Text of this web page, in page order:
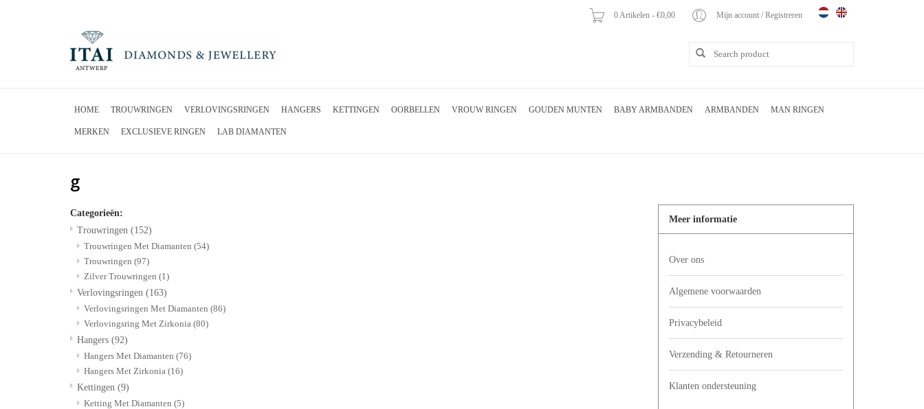
0 Artikelen - €0,00 Mijn account / Registreren
HOME TROUWRINGEN VERLOVINGSRINGEN HANGERS KETTINGEN OORBELLEN VROUW RINGEN GOUDEN MUNTEN BABY ARMBANDEN ARMBANDEN MAN RINGEN
MERKEN EXCLUSIEVE RINGEN LAB DIAMANTEN
g
Categorieën:
Trouwringen (152)
Trouwringen Met Diamanten (54)
Trouwringen (97)
Zilver Trouwringen (1)
Verlovingsringen (163)
Verlovingsringen Met Diamanten (86)
Verlovingsring Met Zirkonia (80)
Hangers (92)
Hangers Met Diamanten (76)
Hangers Met Zirkonia (16)
Kettingen (9)
Ketting Met Diamanten (5)
Meer informatie
Over ons
Algemene voorwaarden
Privacybeleid
Verzending & Retourneren
Klanten ondersteuning